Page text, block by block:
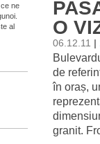
O
06.12.11
de
în oraș,
granit.
ne
al